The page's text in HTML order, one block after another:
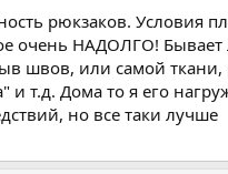
рюкзаков. Условия
очень НАДОЛГО!
швов, или самой ткани,
и т.д. Дома то я его
но все таки лучше